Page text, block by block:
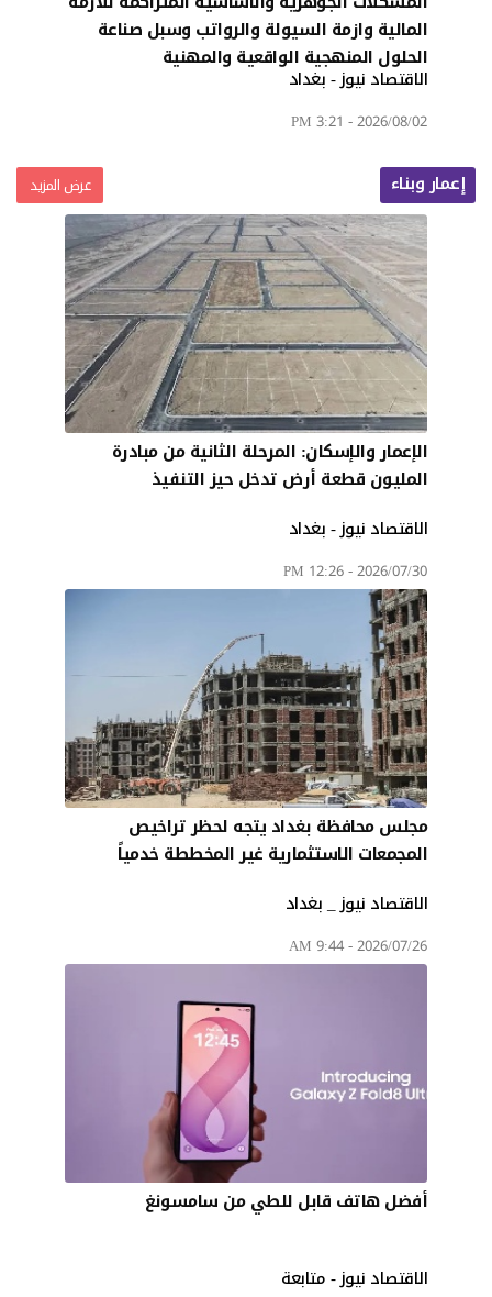
المالية وازمة السيولة والرواتب وسبل صناعة
الحلول المنهجية الواقعية والمهنية
الاقتصاد نيوز - بغداد
2026/08/02 - 3:21 PM
إعمار وبناء عرض المزيد
الإعمار والإسكان: المرحلة الثانية من مبادرة
المليون قطعة أرض تدخل حيز التنفيذ
الاقتصاد نيوز - بغداد
2026/07/30 - 12:26 PM
مجلس محافظة بغداد يتجه لحظر تراخيص
المجمعات الاستثمارية غير المخططة خدمياً
الاقتصاد نيوز _ بغداد
2026/07/26 - 9:44 AM
أفضل هاتف قابل للطي من سامسونغ
الاقتصاد نيوز - متابعة